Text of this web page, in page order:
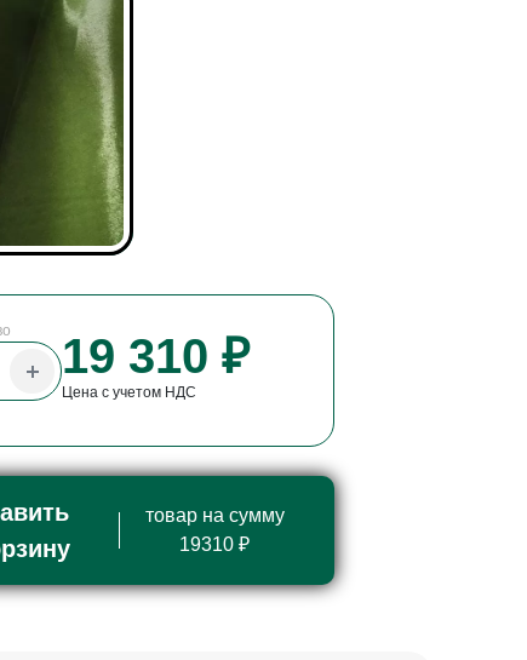
19 310 ₽
Цена с учетом НДС
товар на сумму
19310 ₽